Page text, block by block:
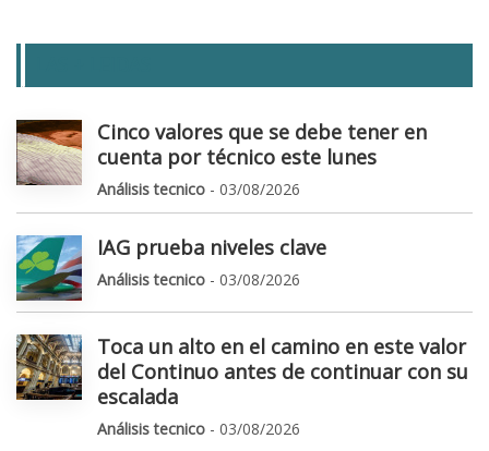
Cinco valores que se debe tener en
cuenta por técnico este lunes
Análisis tecnico - 03/08/2026
IAG prueba niveles clave
Análisis tecnico - 03/08/2026
Toca un alto en el camino en este valor
del Continuo antes de continuar con su
escalada
Análisis tecnico - 03/08/2026